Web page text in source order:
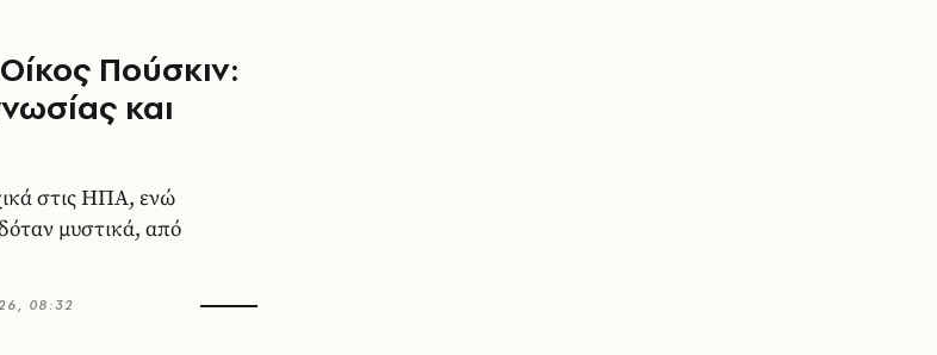
Πούσκιν:
και
στις ΗΠΑ, ενώ
μυστικά, από
08:32